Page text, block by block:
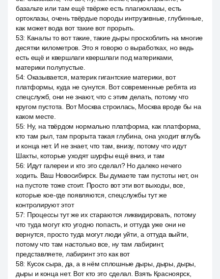
базальте или там ещё твёрже есть плагиоклазы, есть
ортоклазы, очень твёрдые породы интрузивные, глубинные,
как может вода вот такие вот прорыть.
53: Каналы то вот такие, такие дыры проскоблить на многие
десятки километров. Это я говорю о выработках, но ведь
есть ещё и квершлаги квершлаги под материками,
материки полупустые.
54: Оказывается, материк гигантские материки, вот
платформы, куда не сунутся. Вот современные ребята из
спецслужб, они не знают, что с этим делать, потому что
кругом пустота. Вот Москва строилась, Москва вроде бы на
каком месте.
55: Ну, на твёрдом нормально платформа, как платформа,
кто там рыл, там прорыта такая глубина, она уходит вглубь
и конца нет. И не знает, что там, внизу, потому что идут
Шахты, которые уходят шурфы ещё вниз, и там
56: Идут галереи и кто это сделал? Но далеко нечего
ходить. Ваш Новосибирск. Вы думаете там пустоты нет, он
на пустоте тоже стоит. Просто вот эти вот выходы, все,
которые кое-где появляются, спецслужбы тут же
контролируют этот
57: Процессы тут же их стараются ликвидировать, потому
что туда могут кто угодно попасть, и оттуда уже они не
вернутся, просто туда могут люди уйти, а оттуда выйти,
потому что там настолько все, ну там лабиринт,
представляете, лабиринт это как вот
58: Кусок сыра, да, а в нём сплошные дыры, дыры, дыры,
дыры и конца нет. Вот кто это сделал. Взять Красноярск,